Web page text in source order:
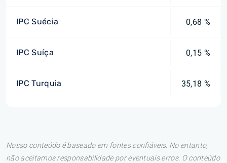
IPC Suécia 0,68 %
IPC Suíça 0,15 %
IPC Turquia 35,18 %
Nosso conteúdo é baseado em fontes confiáveis. No entanto,
não aceitamos responsabilidade por eventuais erros. O conteúdo